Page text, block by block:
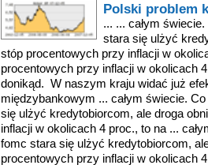
Polski problem
... ... całym
stara się ulżyć
stóp procentowych przy inflacji w
procentowych przy inflacji w okolicach
donikąd. W naszym kraju widać już
międzybankowym ... całym świecie.
się ulżyć kredytobiorcom, ale droga
inflacji w okolicach 4 proc., to na ...
fomc stara się ulżyć kredytobiorcom,
procentowych przy inflacji w okolicach